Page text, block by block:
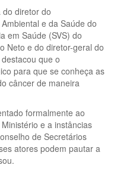
diretor do
e da Saúde do
em Saúde (SVS) do
Neto e do diretor-geral do
que o
para que se conheça as
câncer de maneira
formalmente ao
e a instâncias
de Secretários
atores podem pautar a